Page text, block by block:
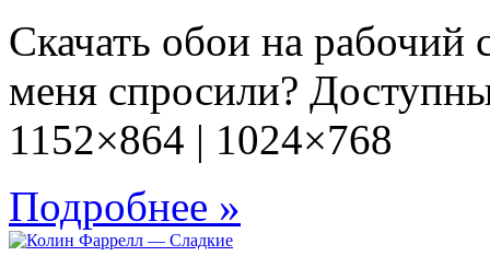
Скачать обои на
меня спросили?
1152×864 | 1024×768
Подробнее »